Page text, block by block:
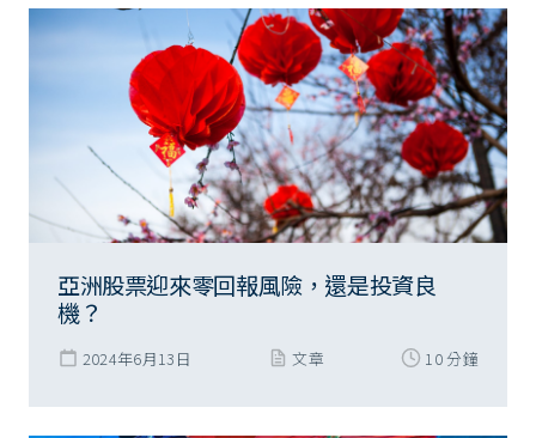
亞洲股票迎來零回報風險，還是投資良
機？
2024年6月13日 文章 10 分鐘